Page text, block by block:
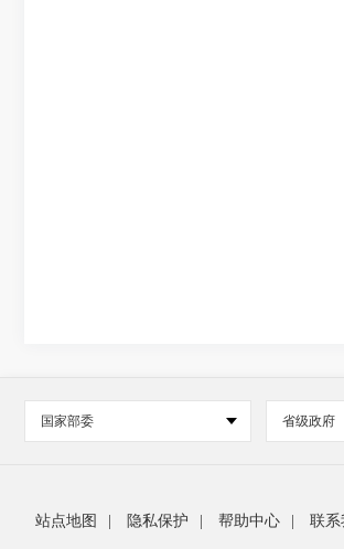
国家部委 省级政府
站点地图 隐私保护 帮助中心 联系